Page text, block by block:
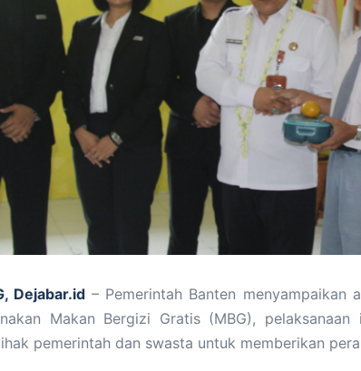
Dejabar.id – Pemerintah Banten menyampaikan
Makan Bergizi Gratis (MBG),
pemerintah dan swasta untuk memberikan